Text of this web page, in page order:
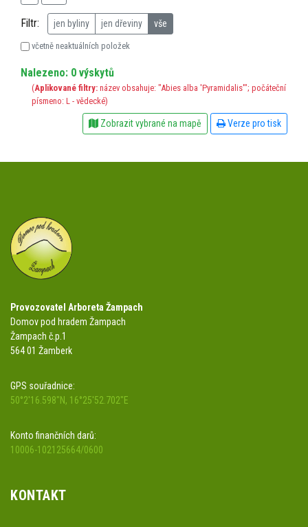
Filtr: jen byliny jen dřeviny vše
včetně neaktuálních položek
Nalezeno: 0 výskytů
(Aplikované filtry: název obsahuje: "Abies alba 'Pyramidalis'"; počáteční
písmeno: L - vědecké)
Zobrazit vybrané na mapě Verze pro tisk
Provozovatel Arboreta Žampach
Domov pod hradem Žampach
Žampach č.p.1
564 01 Žamberk
GPS souřadnice:
50°2'16.598"N, 16°25'52.702"E
Konto finančních darů:
10006-102125664/0600
KONTAKT